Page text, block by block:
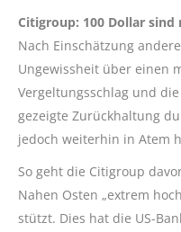
Citigroup: 100 Dollar sind
Nach Einschätzung
Ungewissheit über einen
Vergeltungsschlag und
gezeigte Zurückhaltung
jedoch weiterhin in Atem
So geht die Citigroup
Nahen Osten „extrem
stützt. Dies hat die US-